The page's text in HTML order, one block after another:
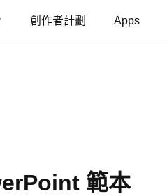
創作者計劃 Apps
範本